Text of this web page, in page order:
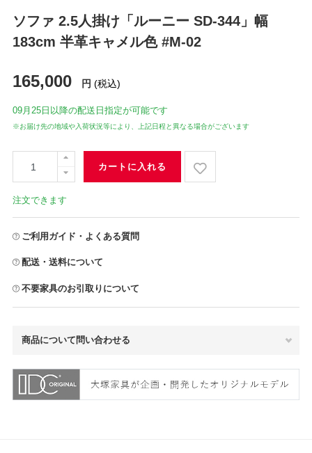
ソファ 2.5人掛け「ルーニー SD-344」幅
183cm 半革キャメル色 #M-02
165,000 円 (税込)
09月25日 以降の配送日指定が可能です
※お届け先の地域や入荷状況等により、上記日程と異なる場合がございます
カートに入れる
注文できます
ご利用ガイド・よくある質問
配送・送料について
不要家具のお引取りについて
商品について問い合わせる